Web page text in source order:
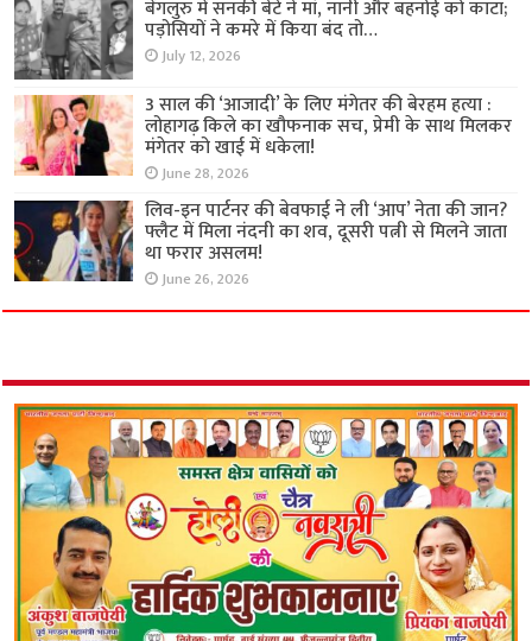
बेंगलुरु में सनकी बेटे ने मां, नानी और बहनोई को काटा;
पड़ोसियों ने कमरे में किया बंद तो…
July 12, 2026
3 साल की ‘आजादी’ के लिए मंगेतर की बेरहम हत्या :
लोहागढ़ किले का खौफनाक सच, प्रेमी के साथ मिलकर
मंगेतर को खाई में धकेला!
June 28, 2026
लिव-इन पार्टनर की बेवफाई ने ली ‘आप’ नेता की जान?
फ्लैट में मिला नंदनी का शव, दूसरी पत्नी से मिलने जाता
था फरार असलम!
June 26, 2026